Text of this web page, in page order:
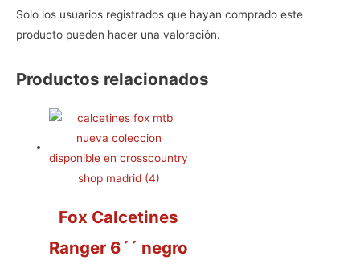
Solo los usuarios registrados que hayan comprado este
producto pueden hacer una valoración.
Productos relacionados
Fox Calcetines
Ranger 6´´ negro